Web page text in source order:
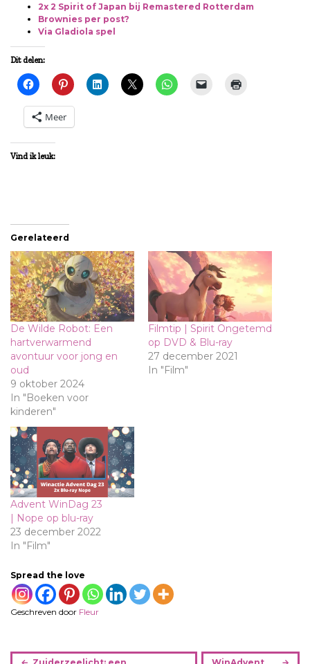
2x 2 Spirit of Japan bij Remastered Rotterdam
Brownies per post?
Via Gladiola spel
Dit delen:
Meer
Vind ik leuk:
Gerelateerd
De Wilde Robot: Een
hartverwarmend
avontuur voor jong en
oud
9 oktober 2024
In "Boeken voor
kinderen"
Filmtip | Spirit Ongetemd
op DVD & Blu-ray
27 december 2021
In "Film"
Advent WinDag 23
| Nope op blu-ray
23 december 2022
In "Film"
Spread the love
Geschreven door Fleur
B